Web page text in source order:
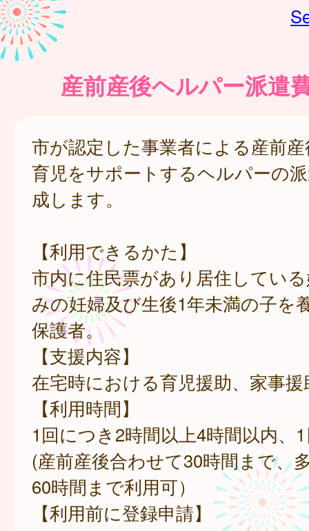
産前産後ヘルパー派遣
市が認定した事業者による産前
育児をサポートするヘルパーの
成します。
【利用できるかた】
市内に住民票があり居住してい
みの妊婦及び生後1年未満の子を
保護者。
【支援内容】
在宅時における育児援助、家事援
【利用時間】
1回につき2時間以上4時間以内、
(産前産後合わせて30時間まで、
60時間まで利用可）
【利用前に登録申請】